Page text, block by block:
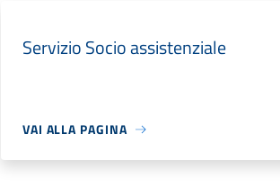
Servizio Socio assistenziale
VAI ALLA PAGINA